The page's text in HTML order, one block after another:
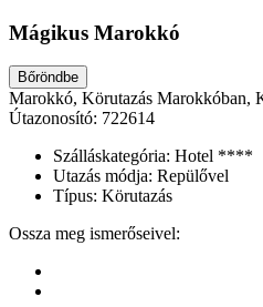
Mágikus Marokkó
Bőröndbe
Marokkó, Körutazás Marokkóban,
Útazonosító: 722614
Szálláskategória: Hotel ****
Utazás módja: Repülővel
Típus: Körutazás
Ossza meg ismerőseivel: